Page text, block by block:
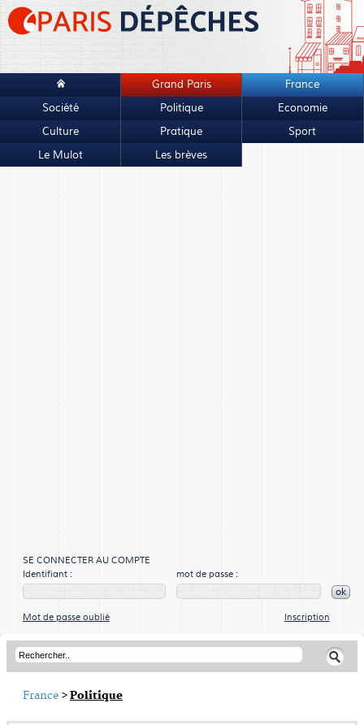
Grand Paris
France
Société
Politique
Economie
Culture
Pratique
Sport
Le Mulot
Les brèves
SE CONNECTER AU COMPTE
Identifiant :
mot de passe :
ok
Mot de passe oublié Inscription
France >Politique